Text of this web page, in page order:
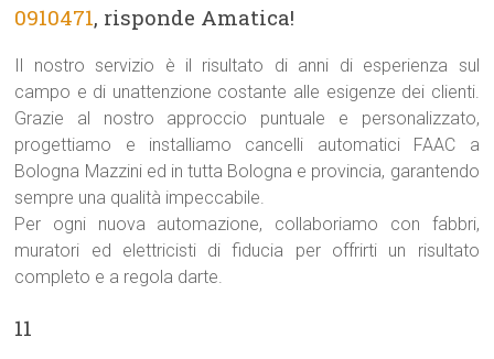
0910471, risponde Amatica!
Il nostro servizio è il risultato di anni di esperienza sul
campo e di unattenzione costante alle esigenze dei clienti.
Grazie al nostro approccio puntuale e personalizzato,
progettiamo e installiamo cancelli automatici FAAC a
Bologna Mazzini ed in tutta Bologna e provincia, garantendo
sempre una qualità impeccabile.
Per ogni nuova automazione, collaboriamo con fabbri,
muratori ed elettricisti di fiducia per offrirti un risultato
completo e a regola darte.
11